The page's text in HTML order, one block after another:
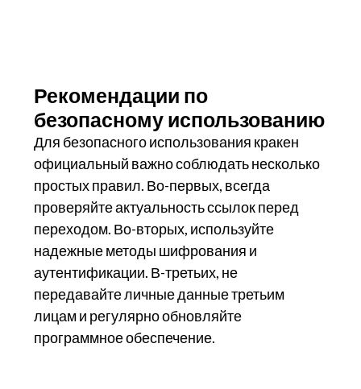
Рекомендации по
безопасному использованию
Для безопасного использования кракен
официальный важно соблюдать несколько
простых правил. Во-первых, всегда
проверяйте актуальность ссылок перед
переходом. Во-вторых, используйте
надежные методы шифрования и
аутентификации. В-третьих, не
передавайте личные данные третьим
лицам и регулярно обновляйте
программное обеспечение.